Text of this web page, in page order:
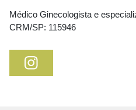
Médico Ginecologista e
CRM/SP: 115946